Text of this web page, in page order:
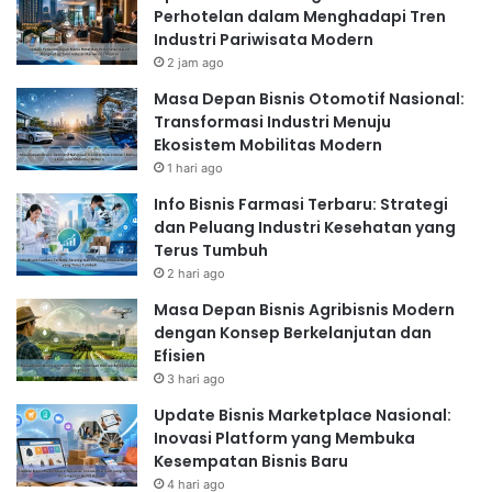
Perhotelan dalam Menghadapi Tren
Industri Pariwisata Modern
2 jam ago
Masa Depan Bisnis Otomotif Nasional:
Transformasi Industri Menuju
Ekosistem Mobilitas Modern
1 hari ago
Info Bisnis Farmasi Terbaru: Strategi
dan Peluang Industri Kesehatan yang
Terus Tumbuh
2 hari ago
Masa Depan Bisnis Agribisnis Modern
dengan Konsep Berkelanjutan dan
Efisien
3 hari ago
Update Bisnis Marketplace Nasional:
Inovasi Platform yang Membuka
Kesempatan Bisnis Baru
4 hari ago